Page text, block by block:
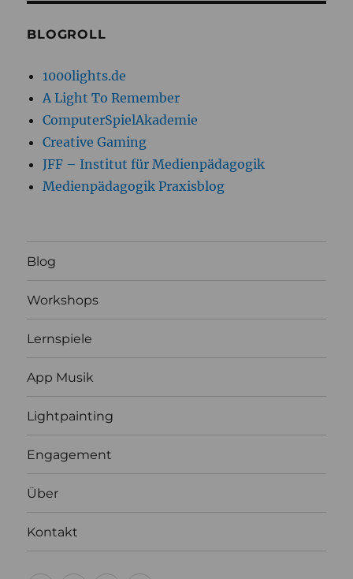
BLOGROLL
1000lights.de
A Light To Remember
ComputerSpielAkademie
Creative Gaming
JFF – Institut für Medienpädagogik
Medienpädagogik Praxisblog
Blog
Workshops
Lernspiele
App Musik
Lightpainting
Engagement
Über
Kontakt